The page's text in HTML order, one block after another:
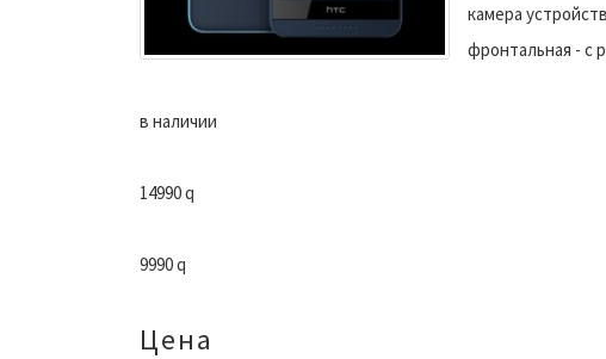
камера
фронтальная - с
в наличии
14990 q
9990 q
Цена